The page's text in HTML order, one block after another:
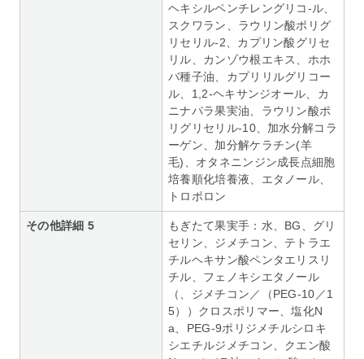
ヘキシルペンチレングリコ‐ル、
スクワラン、ラウリン酸ポリグ
リセリル‐2、カプリン酸グリセ
リル、カンゾウ根エキス、ホホ
バ種子油、カプリリルグリコー
ル、1,2‐ヘキサンジオール、カ
ニナパラ果実油、ラウリン酸ポ
リグリセリル‐10、加水分解コラ
ーゲン、加分解ケラチン(羊
毛)、オタネニンジン成長点細胞
培養順化培養液、エタノール、
トロポロン
その他詳細 5
もぎたて果実手：水、BG、グリ
セリン、ジメチコン、テトラエ
チルヘキサン酸ペンタエリスリ
チル、フェノキシエタノール
（、ジメチコン／（PEG-10／1
5））クロスポリマー、塩化N
a、PEG-9ポリジメチルシロキ
シエチルジメチコン、クエン酸